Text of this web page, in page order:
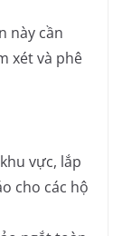
này cần
xét và phê
vực, lắp
cho các hộ